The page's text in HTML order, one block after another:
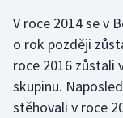
Ostatní
V roce 2014 se v
o rok později
roce 2016 zůstali
skupinu.
stěhovali v roce